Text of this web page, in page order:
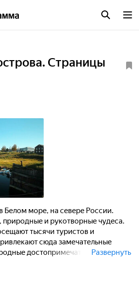
Страницы
Белом море, на севере России.
природные и рукотворные чудеса.
тысячи туристов и
сюда замечательные
достопримечательности,
соловецким святыням.
по-своему. Однако, это единое
Развернуть